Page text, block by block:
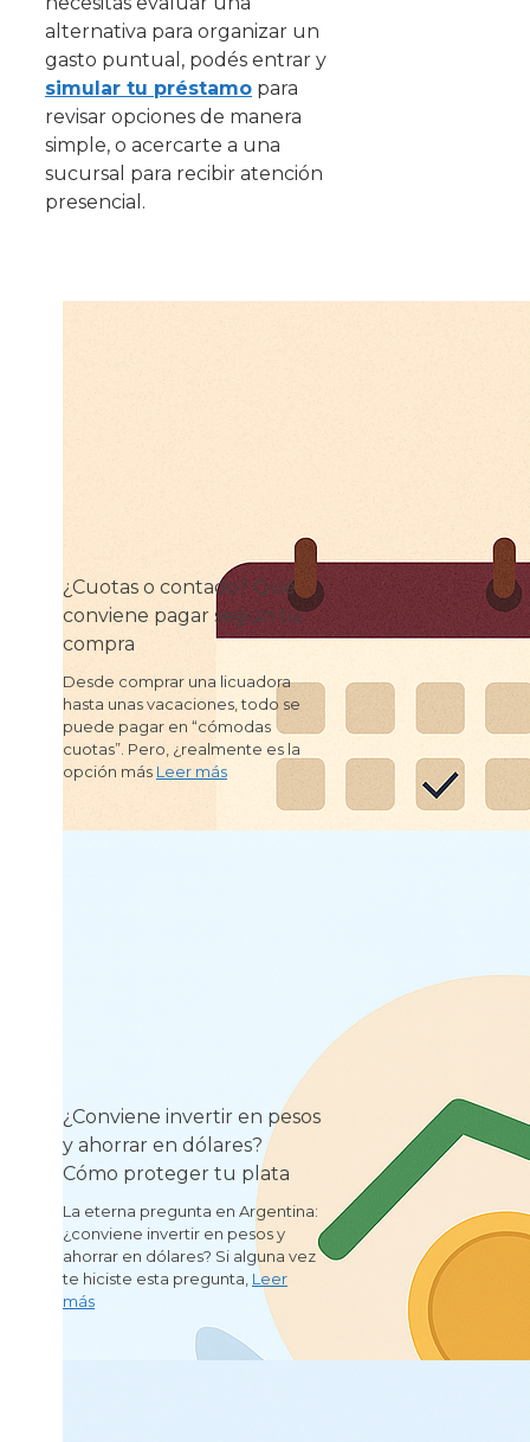
alternativa para organizar un
gasto puntual, podés entrar y
simular tu préstamo para
revisar opciones de manera
simple, o acercarte a una
sucursal para recibir atención
presencial.
¿Cuotas o contado? Qué
conviene pagar según tu
compra
Desde comprar una licuadora
hasta unas vacaciones, todo se
puede pagar en “cómodas
cuotas”. Pero, ¿realmente es la
opción más Leer más
¿Conviene invertir en pesos
y ahorrar en dólares?
Cómo proteger tu plata
La eterna pregunta en Argentina:
¿conviene invertir en pesos y
ahorrar en dólares? Si alguna vez
te hiciste esta pregunta, Leer
más